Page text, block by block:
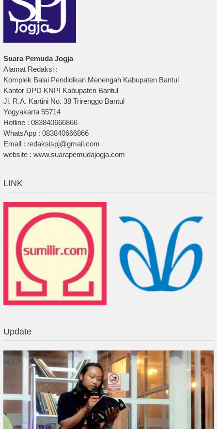
Suara Pemuda Jogja
Alamat Redaksi :
Komplek Balai Pendidikan Menengah Kabupaten Bantul
Kantor DPD KNPI Kabupaten Bantul
Jl. R.A. Kartini No. 38 Trirenggo Bantul
Yogyakarta 55714
Hotline : 083840666866
WhatsApp : 083840666866
Email : redaksispj@gmail.com
website : www.suarapemudajogja.com
LINK
Update